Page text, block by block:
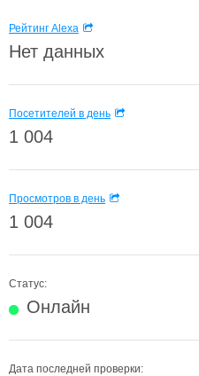
Рейтинг Alexa
Нет данных
Посетителей в день
1 004
Просмотров в день
1 004
Статус:
Онлайн
Дата последней проверки: